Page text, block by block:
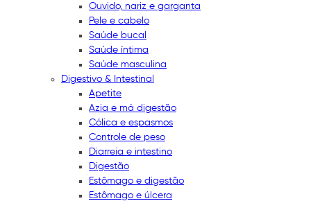
Ouvido, nariz e garganta
Pele e cabelo
Saúde bucal
Saúde íntima
Saúde masculina
Digestivo & Intestinal
Apetite
Azia e má digestão
Cólica e espasmos
Controle de peso
Diarreia e intestino
Digestão
Estômago e digestão
Estômago e úlcera